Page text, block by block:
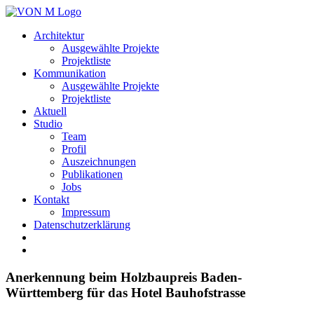
Architektur
Ausgewählte Projekte
Projektliste
Kommunikation
Ausgewählte Projekte
Projektliste
Aktuell
Studio
Team
Profil
Auszeichnungen
Publikationen
Jobs
Kontakt
Impressum
Datenschutzerklärung
Anerkennung beim Holzbaupreis Baden-
Württemberg für das Hotel Bauhofstrasse